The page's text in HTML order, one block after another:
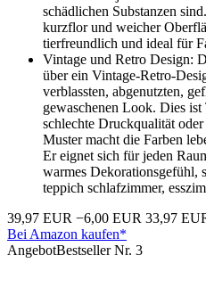
schädlichen Substanzen
kurzflor und weicher
tierfreundlich und ideal für
Vintage und Retro Design:
über ein Vintage-Retro-
verblassten, abgenutzten,
gewaschenen Look. Dies
schlechte Druckqualität
Muster macht die Farben
Er eignet sich für jeden
warmes Dekorationsgefühl,
teppich schlafzimmer,
39,97 EUR −6,00 EUR 33,97
Bei Amazon kaufen*
AngebotBestseller Nr. 3